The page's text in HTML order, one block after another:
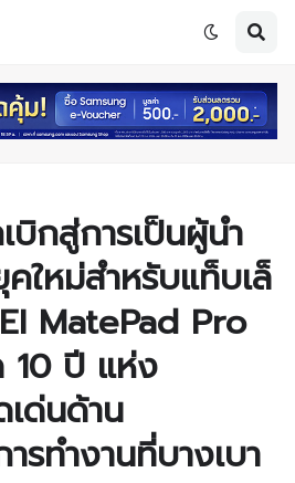
บิกสู่การเป็นผู้นำ
คใหม่สำหรับแท็บเล็
MatePad Pro
10 ปี แห่ง
ด่นด้าน
รทำงานที่บางเบา